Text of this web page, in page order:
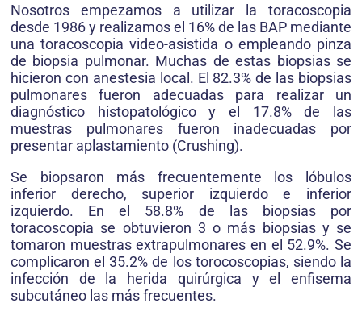
Nosotros empezamos a utilizar la toracoscopia
desde 1986 y realizamos el 16% de las BAP mediante
una toracoscopia video-asistida o empleando pinza
de biopsia pulmonar. Muchas de estas biopsias se
hicieron con anestesia local. El 82.3% de las biopsias
pulmonares fueron adecuadas para realizar un
diagnóstico histopatológico y el 17.8% de las
muestras pulmonares fueron inadecuadas por
presentar aplastamiento (Crushing).
Se biopsaron más frecuentemente los lóbulos
inferior derecho, superior izquierdo e inferior
izquierdo. En el 58.8% de las biopsias por
toracoscopia se obtuvieron 3 o más biopsias y se
tomaron muestras extrapulmonares en el 52.9%. Se
complicaron el 35.2% de los torocoscopias, siendo la
infección de la herida quirúrgica y el enfisema
subcutáneo las más frecuentes.